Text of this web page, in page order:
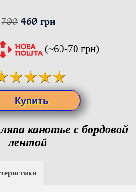
700 460 грн
(~60-70 грн)
канотье с бордовой
лентой